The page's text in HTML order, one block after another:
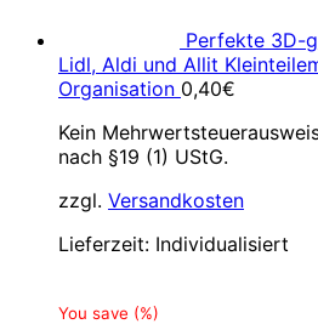
Perfekte 3D-
Lidl, Aldi und Allit
Organisation 0,40€
Kein
nach §19 (1) UStG.
zzgl. Versandkosten
Lieferzeit: Individualisiert
You save (%)